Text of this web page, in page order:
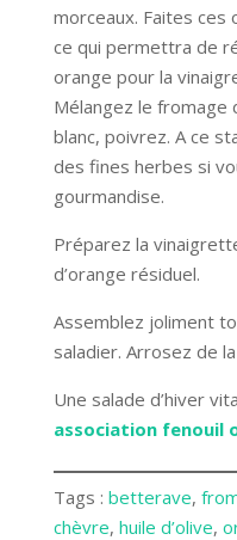
morceaux. Faites ces
ce qui permettra de
orange pour la
Mélangez le fromage
blanc, poivrez. A ce
des fines herbes si
gourmandise.
Préparez la
d’orange résiduel.
Assemblez joliment
saladier. Arrosez de
Une salade d’hiver
association fenouil
Tags : betterave,
chèvre, huile d’olive,